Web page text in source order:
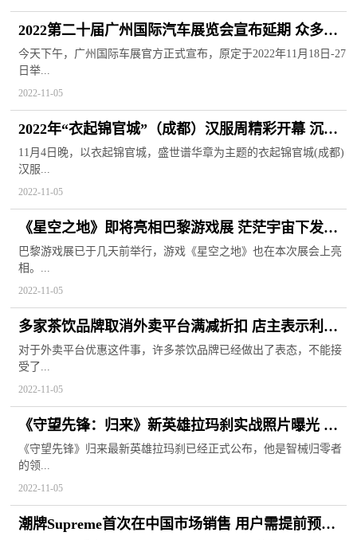
2022第二十届广州国际汽车展览会宣布延期 众多造
车新势力品牌出席
今天下午，广州国际车展官方正式宣布，原定于2022年11月18日-27
日举...
2022-11-05
2022年“衣起锦官城”（成都）汉服周精彩开幕 沉浸
式体验文化盛宴
11月4日晚，以衣起锦官城，盛世谱华章为主题的衣起锦官城(成都)
汉服...
2022-11-05
《星空之地》即将亮相巴黎游戏展 茫茫宇宙下发掘
人类的终极奥秘
巴黎游戏展已于几天前举行，游戏《星空之地》也在本次展会上亮
相。...
2022-11-05
多家茶饮品牌取消外卖平台满减折扣 店主表示利润
单薄且生意难做
对于外卖平台优惠这件事，许多茶饮品牌已经做出了表态，不能接
受了...
2022-11-05
《守望先锋：归来》新英雄拉玛刹实战照片曝光 拥
有2种不同形态
《守望先锋》归来最新英雄拉玛刹已经正式公布，他是智械归零者
的领...
2022-11-05
潮牌Supreme首次在中国市场销售 用户需提前预约